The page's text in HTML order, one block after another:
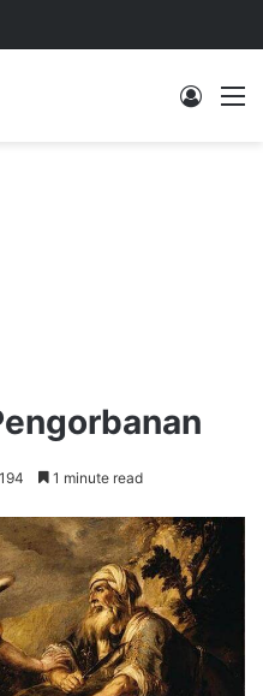
Log In
194 1 minute read